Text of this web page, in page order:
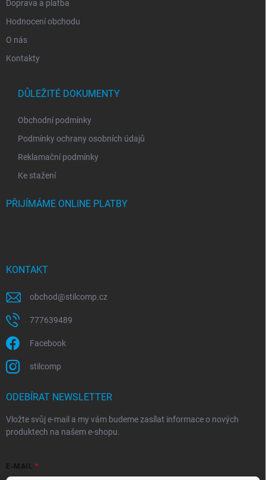
Doprava a platba
Hodnocení obchodu
O nás
Kontakty
DŮLEŽITÉ DOKUMENTY
Obchodní podmínky
Podmínky ochrany osobních údajů
Reklamační podmínky
Ke stažení
PŘIJÍMÁME ONLINE PLATBY
KONTAKT
obchod@stilcomp.cz
777639489
Facebook
stilcomp
ODEBÍRAT NEWSLETTER
Vložte svůj e-mail a my vám budeme zasílat informace o nových
produktech na našem e-shopu.
E-MAIL